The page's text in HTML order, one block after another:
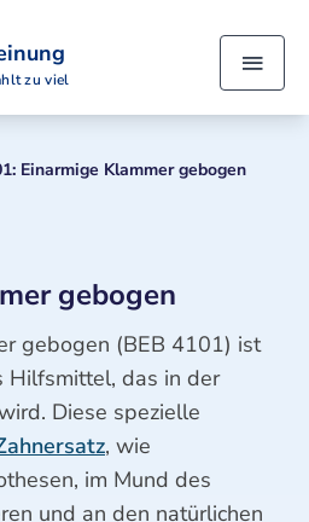
zu viel
Einarmige Klammer gebogen
gebogen
gebogen (BEB 4101) ist
Hilfsmittel, das in der
Diese spezielle
, wie
im Mund des
und an den natürlichen